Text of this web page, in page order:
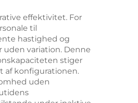
effektivitet. For
til
hastighed og
variation. Denne
stiger
af konfigurationen.
uden